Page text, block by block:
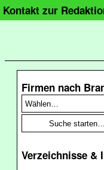
Kontakt zur
Firmen nach
Verzeichnisse &